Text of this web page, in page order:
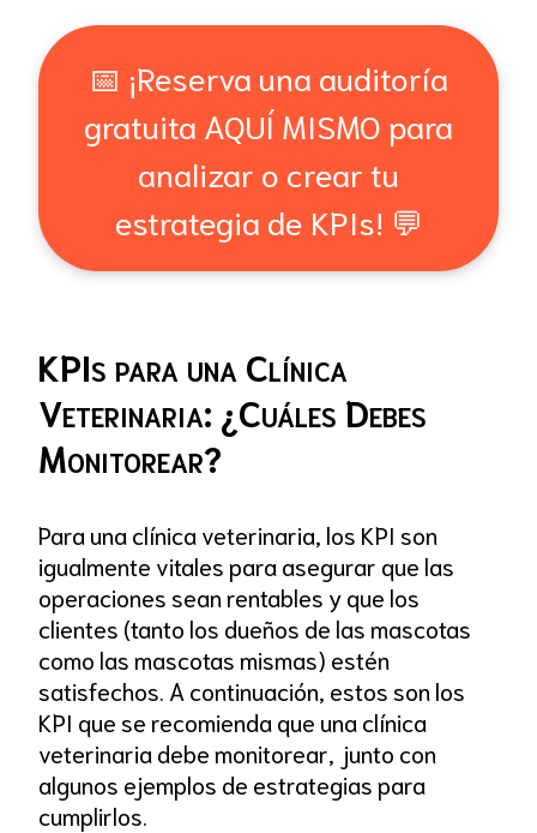
📅 ¡Reserva una auditoría
gratuita AQUÍ MISMO para
analizar o crear tu
estrategia de KPIs! 💬
KPIs para una Clínica
Veterinaria: ¿Cuáles Debes
Monitorear?
Para una clínica veterinaria, los KPI son
igualmente vitales para asegurar que las
operaciones sean rentables y que los
clientes (tanto los dueños de las mascotas
como las mascotas mismas) estén
satisfechos. A continuación, estos son los
KPI que se recomienda que una clínica
veterinaria debe monitorear, junto con
algunos ejemplos de estrategias para
cumplirlos.